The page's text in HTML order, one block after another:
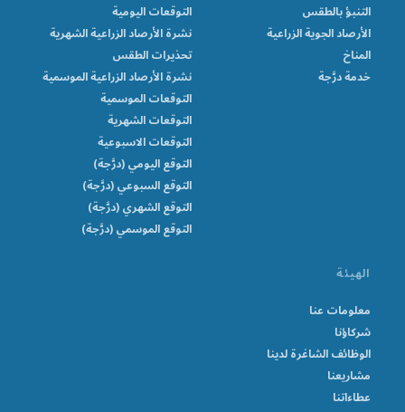
التنبؤ بالطقس
الأرصاد الجوية الزراعية
المناخ
خدمة درَّجة
التوقعات اليومية
نشرة الأرصاد الزراعية الشهرية
تحذيرات الطقس
نشرة الأرصاد الزراعية الموسمية
التوقعات الموسمية
التوقعات الشهرية
التوقعات الاسبوعية
التوقع اليومي (درَّجة)
التوقع السبوعي (درَّجة)
التوقع الشهري (درَّجة)
التوقع الموسمي (درَّجة)
الهيئة
معلومات عنا
شركاؤنا
الوظائف الشاغرة لدينا
مشاريعنا
عطاءاتنا